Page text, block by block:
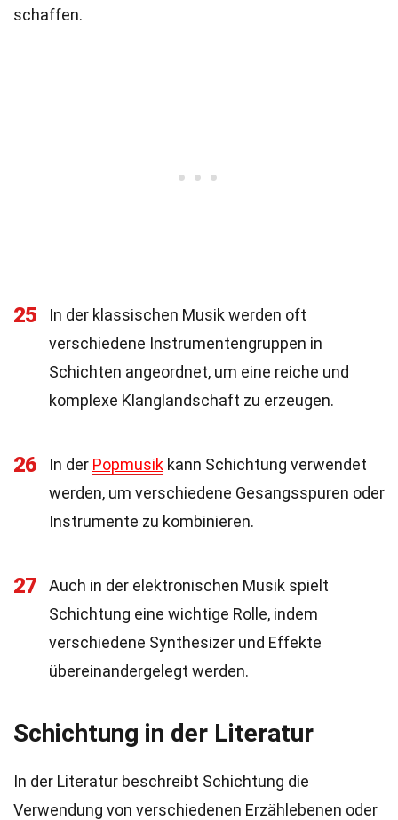
schaffen.
25
In der klassischen Musik werden oft
verschiedene Instrumentengruppen in
Schichten angeordnet, um eine reiche und
komplexe Klanglandschaft zu erzeugen.
26 In der Popmusik kann Schichtung verwendet
werden, um verschiedene Gesangsspuren oder
Instrumente zu kombinieren.
27
Auch in der elektronischen Musik spielt
Schichtung eine wichtige Rolle, indem
verschiedene Synthesizer und Effekte
übereinandergelegt werden.
Schichtung in der Literatur
In der Literatur beschreibt Schichtung die
Verwendung von verschiedenen Erzählebenen oder